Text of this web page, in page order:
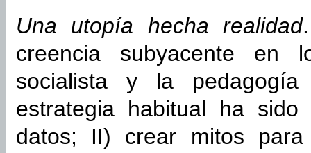
Una utopía hecha realidad
creencia subyacente en
socialista y la
estrategia habitual ha
datos; II) crear mitos